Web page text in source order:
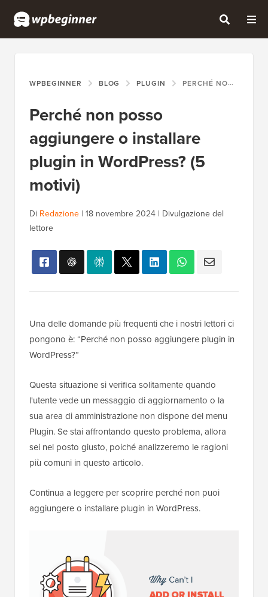
WPBEGINNER BLOG PLUGIN PERCHÉ NON POSSO AGGIUNGERE O INSTALLARE PLUGIN IN WORDPRESS? (5 MOTIVI)
Perché non posso
aggiungere o installare
plugin in WordPress? (5
motivi)
Di Redazione | 18 novembre 2024 | Divulgazione del
lettore
Una delle domande più frequenti che i nostri lettori ci
pongono è: “Perché non posso aggiungere plugin in
WordPress?”
Questa situazione si verifica solitamente quando
l'utente vede un messaggio di aggiornamento o la
sua area di amministrazione non dispone del menu
Plugin. Se stai affrontando questo problema, allora
sei nel posto giusto, poiché analizzeremo le ragioni
più comuni in questo articolo.
Continua a leggere per scoprire perché non puoi
aggiungere o installare plugin in WordPress.